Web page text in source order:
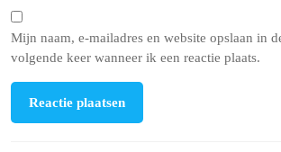
Mijn naam, e-mailadres en website opslaan in
volgende keer wanneer ik een reactie plaats.